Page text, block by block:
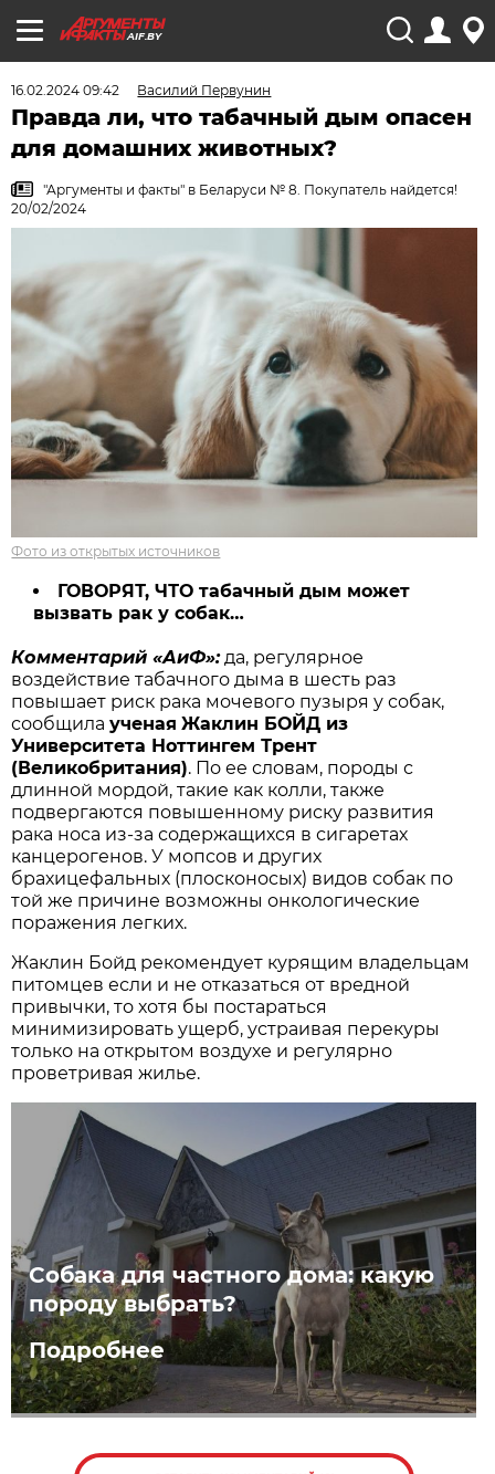
AIF.BY
16.02.2024 09:42 Василий Первунин
Правда ли, что табачный дым опасен
для домашних животных?
"Аргументы и факты" в Беларуси № 8. Покупатель найдется!
20/02/2024
Фото из открытых источников
ГОВОРЯТ, ЧТО табачный дым может
вызвать рак у собак…
Комментарий «АиФ»:да, регулярное
воздействие табачного дыма в шесть раз
повышает риск рака мочевого пузыря у собак,
сообщилаученая Жаклин БОЙД из
Университета Ноттингем Трент
(Великобритания). По ее словам, породы с
длинной мордой, такие как колли, также
подвергаются повышенному риску развития
рака носа из-за содержащихся в сигаретах
канцерогенов. У мопсов и других
брахицефальных (плосконосых) видов собак по
той же причине возможны онкологические
поражения легких.
Жаклин Бойд рекомендует курящим владельцам
питомцев если и не отказаться от вредной
привычки, то хотя бы постараться
минимизировать ущерб, устраивая перекуры
только на открытом воздухе и регулярно
проветривая жилье.
Собака для частного дома: какую
породу выбрать?
Подробнее